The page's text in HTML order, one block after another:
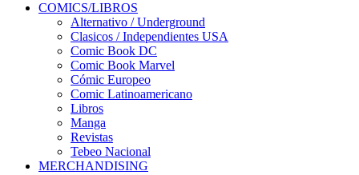
COMICS/LIBROS
Alternativo / Underground
Clasicos / Independientes USA
Comic Book DC
Comic Book Marvel
Cómic Europeo
Comic Latinoamericano
Libros
Manga
Revistas
Tebeo Nacional
MERCHANDISING